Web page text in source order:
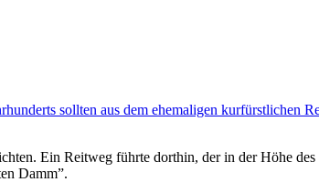
sollten aus dem ehemaligen kurfürstlichen
Ein Reitweg führte dorthin, der in der Höhe
Damm”.